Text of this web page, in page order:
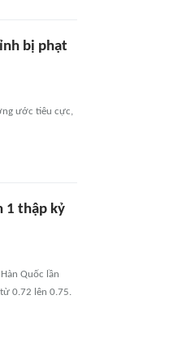
bị phạt
ước tiêu cực,
1 thập kỷ
Quốc lần
từ 0.72 lên 0.75.